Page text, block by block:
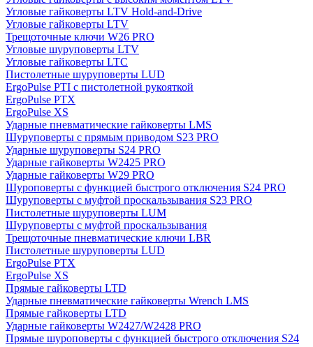
Угловые гайковерты LTV Hold-and-Drive
Угловые гайковерты LTV
Трещоточные ключи W26 PRO
Угловые шуруповерты LTV
Угловые гайковерты LTC
Пистолетные шуруповерты LUD
ErgoPulse PTI с пистолетной рукояткой
ErgoPulse PTX
ErgoPulse XS
Ударные пневматические гайковерты LMS
Шуруповерты с прямым приводом S23 PRO
Ударные шуруповерты S24 PRO
Ударные гайковерты W2425 PRO
Ударные гайковерты W29 PRO
Шуроповерты с функцией быстрого отключения S24 PRO
Шуруповерты с муфтой проскальзывания S23 PRO
Пистолетные шуруповерты LUM
Шуруповерты с муфтой проскальзывания
Трещоточные пневматические ключи LBR
Пистолетные шуруповерты LUD
ErgoPulse PTX
ErgoPulse XS
Прямые гайковерты LTD
Ударные пневматические гайковерты Wrench LMS
Прямые гайковерты LTD
Ударные гайковерты W2427/W2428 PRO
Прямые шуроповерты с функцией быстрого отключения S24